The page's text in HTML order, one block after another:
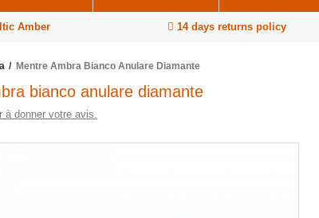
Amber 14 days returns policy
Mentre Ambra Bianco Anulare Diamante
bianco anulare diamante
à donner votre avis.